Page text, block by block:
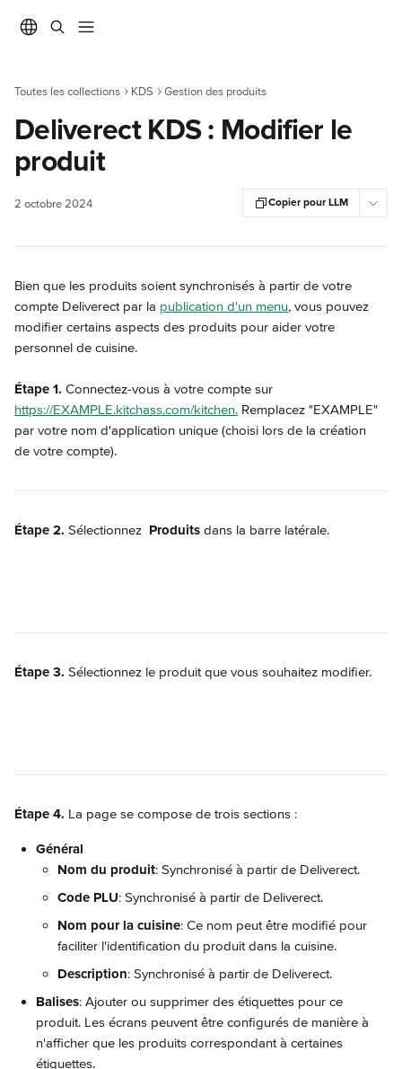
Toutes les collections KDS Gestion des produits
Deliverect KDS : Modifier le
produit
2 octobre 2024 Copier pour LLM
Bien que les produits soient synchronisés à partir de votre
compte Deliverect par la publication d'un menu, vous pouvez
modifier certains aspects des produits pour aider votre
personnel de cuisine.
Étape 1. Connectez-vous à votre compte sur
https://EXAMPLE.kitchass.com/kitchen. Remplacez "EXAMPLE"
par votre nom d'application unique (choisi lors de la création
de votre compte).
Étape 2. Sélectionnez Produits dans la barre latérale.
Étape 3. Sélectionnez le produit que vous souhaitez modifier.
Étape 4. La page se compose de trois sections :
Général
Nom du produit: Synchronisé à partir de Deliverect.
Code PLU: Synchronisé à partir de Deliverect.
Nom pour la cuisine: Ce nom peut être modifié pour
faciliter l'identification du produit dans la cuisine.
Description: Synchronisé à partir de Deliverect.
Balises: Ajouter ou supprimer des étiquettes pour ce
produit. Les écrans peuvent être configurés de manière à
n'afficher que les produits correspondant à certaines
étiquettes.